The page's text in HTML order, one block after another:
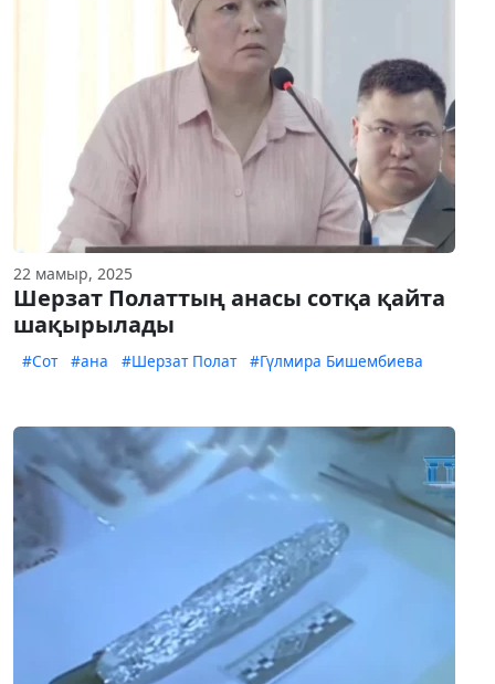
22 мамыр, 2025
Шерзат Полаттың анасы сотқа қайта
шақырылады
#Сот #ана #Шерзат Полат #Гүлмира Бишембиева